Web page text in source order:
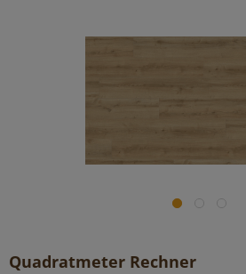
Quadratmeter Rechner